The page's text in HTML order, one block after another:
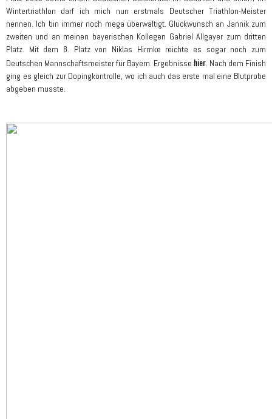
Wintertriathlon darf ich mich nun erstmals Deutscher Triathlon-Meister
nennen. Ich bin immer noch mega überwältigt. Glückwunsch an Jannik zum
zweiten und an meinen bayerischen Kollegen Gabriel Allgayer zum dritten
Platz. Mit dem 8. Platz von Niklas Hirmke reichte es sogar noch zum
Deutschen Mannschaftsmeister für Bayern. Ergebnisse hier. Nach dem Finish
ging es gleich zur Dopingkontrolle, wo ich auch das erste mal eine Blutprobe
abgeben musste.